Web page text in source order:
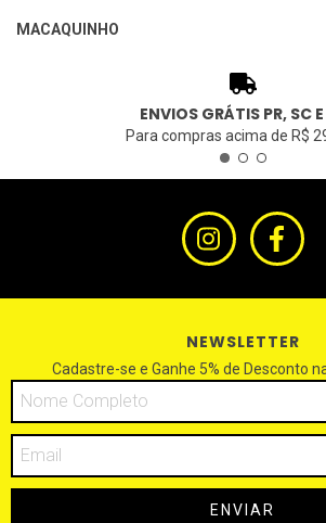
MACAQUINHO
ENVIOS GRÁTIS PR, SC E
Para compras acima de R$
NEWSLETTER
Cadastre-se e Ganhe 5% de Desconto